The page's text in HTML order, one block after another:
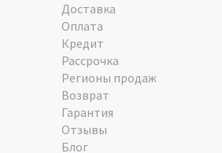
Доставка
Оплата
Кредит
Рассрочка
Регионы продаж
Возврат
Гарантия
Отзывы
Блог